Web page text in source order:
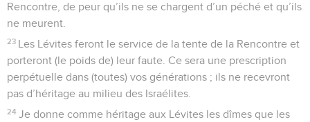
Rencontre, de peur qu’ils ne se chargent d’un péché et qu’ils
ne meurent.
23 Les Lévites feront le service de la tente de la Rencontre et
porteront (le poids de) leur faute. Ce sera une prescription
perpétuelle dans (toutes) vos générations ; ils ne recevront
pas d’héritage au milieu des Israélites.
24 Je donne comme héritage aux Lévites les dîmes que les